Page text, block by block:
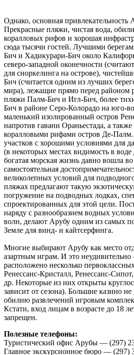
Однако, основная
Прекрасные пляжи, чистая вода,
коралловых рифов и хорошая
сюда тысячи гостей. Лучшими
Бич и Хадикурари-Бич около
северо-западной оконечности
для сноркелинга на острове),
Бич (считается одним из лучших
мира), лежащие прямо перед районом
пляжи Палм-Бич и Игл-Бич, более
Бич в районе Серо-Колорадо на юго-
маленький изолированный остров
напротив гавани Ораньестада, а
коралловыми рифами остров Де-Палм.
участков с хорошими условиями для
(в некоторых местах видимость в воде
богатая морская жизнь давно вошла
самостоятельная
великолепных условий для
пляжах предлагают такую
погружение на подводных лодках,
спроектированных для этой цели.
наряду с разнообразием водных
волн, делают Арубу одним из самых
Земле для винд- и кайтсерфинга.
Многие выбирают Арубу как место
азартным играм. И это
расположено несколько
Ренессанс-Кристалл, Ренессанс-
др. Некоторые из них открыты
зависит от сезона). Большие казино
обилию развлечений игровым
Кстати, вход лицам в возрасте до 18
запрещен.
Полезные телефоны:
Туристический офис Арубы — (297)
Главное экскурсионное бюро — (297)